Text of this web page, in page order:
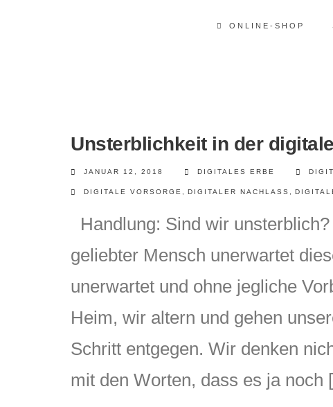
ONLINE-SHOP
Unsterblichkeit in der
JANUAR 12, 2018 DIGITALES ERBE
DIGITALE VORSORGE DIGITALER NACHLASS
Handlung: Sind wir
geliebter Mensch unerwartet
unerwartet und ohne jegliche
Heim, wir altern und gehen
Schritt entgegen. Wir denken
mit den Worten, dass es ja